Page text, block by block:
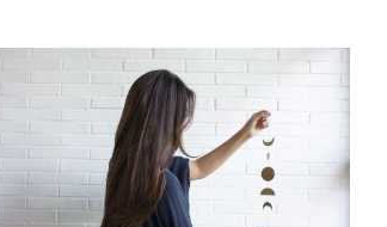
ERA:
29,00€.
22,00€.